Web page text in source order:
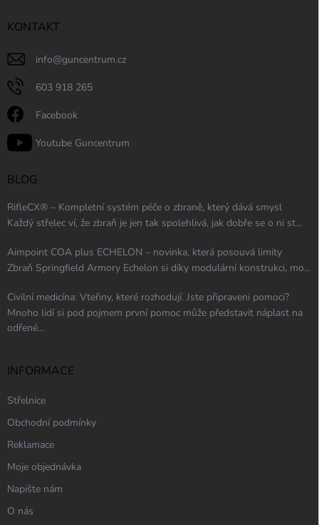
KONTAKT
info@guncentrum.cz
603 918 265
Facebook
Youtube Guncentrum
BLOG
RifleCX® – Kompletní systém péče o zbraně, který dává smysl
Každý střelec ví, že zbraň je jen tak spolehlivá, jak dobře se o ni st...
Aimpoint COA plus ECHELON – novinka, která posouvá limity
Zbraň Springfield Armory Echelon si díky modulární konstrukci, mo...
Civilní medicína: Vteřiny, které rozhodují. Jste připraveni pomoci?
Mnoho lidí si pod pojmem první pomoc může představit náplast na
odřené...
INFORMACE
Střelnice
Obchodní podmínky
Reklamace
Moje objednávka
Napište nám
O nás